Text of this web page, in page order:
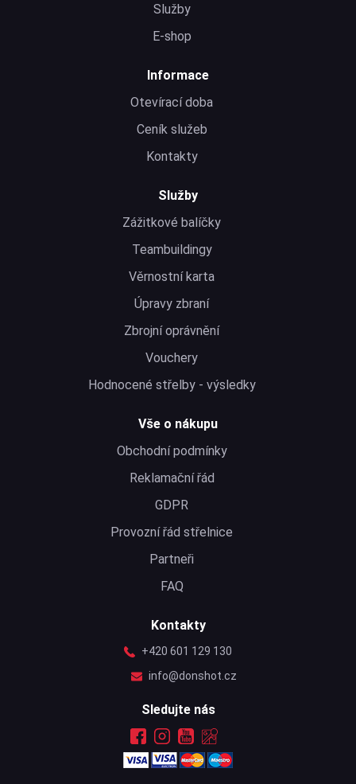
Služby
E-shop
Informace
Otevírací doba
Ceník služeb
Kontakty
Služby
Zážitkové balíčky
Teambuildingy
Věrnostní karta
Úpravy zbraní
Zbrojní oprávnění
Vouchery
Hodnocené střelby - výsledky
Vše o nákupu
Obchodní podmínky
Reklamační řád
GDPR
Provozní řád střelnice
Partneři
FAQ
Kontakty
+420 601 129 130
info@donshot.cz
Sledujte nás